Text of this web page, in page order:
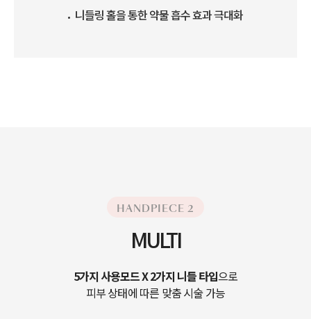
니들링 홀을 통한 약물 흡수 효과 극대화
HANDPIECE 2
MULTI
5가지 사용모드 X 2가지 니들 타입으로
피부 상태에 따른 맞춤 시술 가능